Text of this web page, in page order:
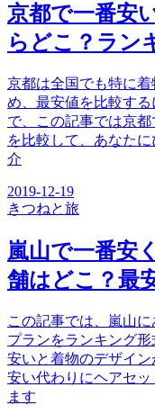
京都で一番安
らどこ？ラン
京都は全国でも特に
め、最安値を比較す
で、この記事では京
を比較して、あなた
介
2019-12-19
きつねと旅
嵐山で一番安
舗はどこ？最
この記事では、嵐山
プランをランキング
安いと着物のデザイ
安い代わりにヘアセ
ます